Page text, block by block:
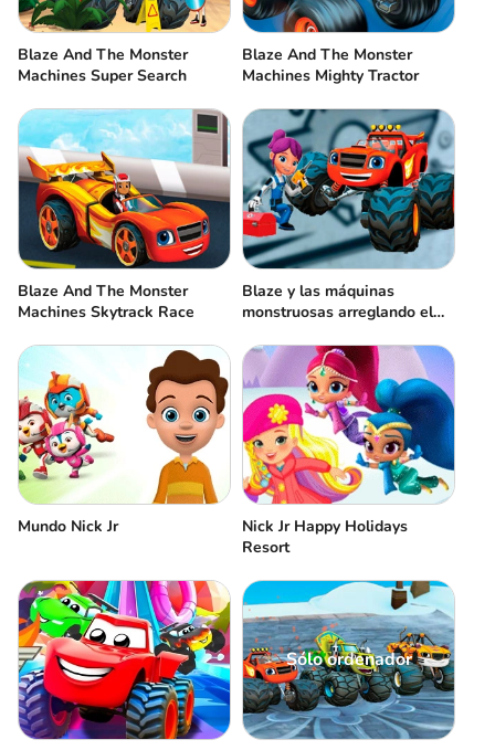
Blaze And The Monster
Machines Super Search
Blaze And The Monster
Machines Mighty Tractor
Blaze And The Monster
Machines Skytrack Race
Blaze y las máquinas
monstruosas arreglando el
Mundo Nick Jr
Nick Jr Happy Holidays
Resort
Sólo ordenador